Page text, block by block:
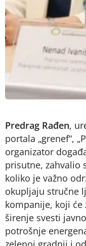
Predrag Rađen,
portala „grenef“,
organizator
prisutne, zahvalio
koliko je važno
okupljaju stručne
kompanije, koji će
širenje svesti
potrošnje